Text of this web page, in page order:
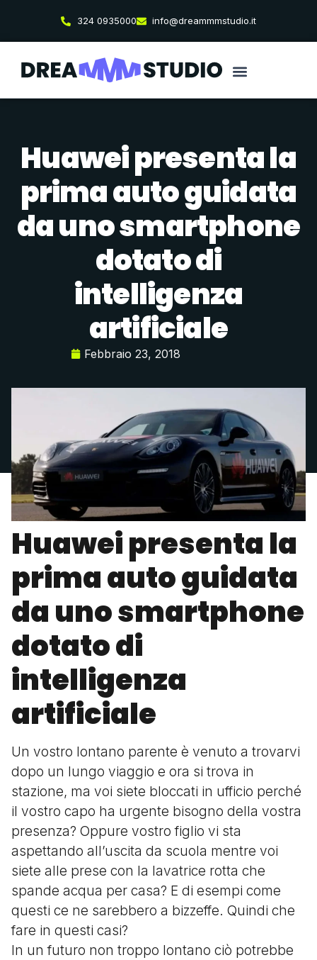
324 0935000 info@dreammmstudio.it
Huawei presenta la
prima auto guidata
da uno smartphone
dotato di
intelligenza
artificiale
Febbraio 23, 2018
Huawei presenta la
prima auto guidata
da uno smartphone
dotato di
intelligenza
artificiale
Un vostro lontano parente è venuto a trovarvi
dopo un lungo viaggio e ora si trova in
stazione, ma voi siete bloccati in ufficio perché
il vostro capo ha urgente bisogno della vostra
presenza? Oppure vostro figlio vi sta
aspettando all’uscita da scuola mentre voi
siete alle prese con la lavatrice rotta che
spande acqua per casa? E di esempi come
questi ce ne sarebbero a bizzeffe. Quindi che
fare in questi casi?
In un futuro non troppo lontano ciò potrebbe